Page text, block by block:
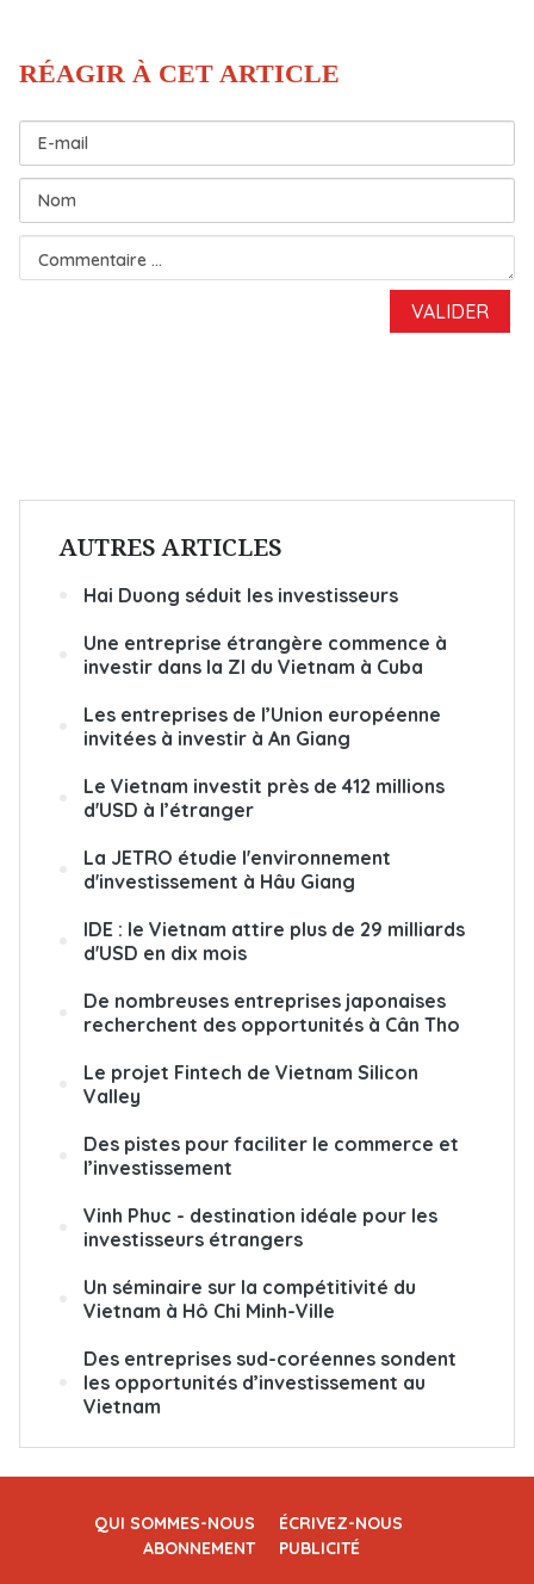
AUTRES ARTICLES
Hai Duong séduit les investisseurs
Une entreprise étrangère commence à
investir dans la ZI du Vietnam à Cuba
Les entreprises de l’Union européenne
invitées à investir à An Giang
Le Vietnam investit près de 412 millions
d'USD à l’étranger
La JETRO étudie l'environnement
d'investissement à Hâu Giang
IDE : le Vietnam attire plus de 29 milliards
d'USD en dix mois
De nombreuses entreprises japonaises
recherchent des opportunités à Cân Tho
Le projet Fintech de Vietnam Silicon
Valley
Des pistes pour faciliter le commerce et
l’investissement
Vinh Phuc - destination idéale pour les
investisseurs étrangers
Un séminaire sur la compétitivité du
Vietnam à Hô Chi Minh-Ville
Des entreprises sud-coréennes sondent
les opportunités d’investissement au
Vietnam
QUI SOMMES-NOUS
ÉCRIVEZ-NOUS
ABONNEMENT
PUBLICITÉ